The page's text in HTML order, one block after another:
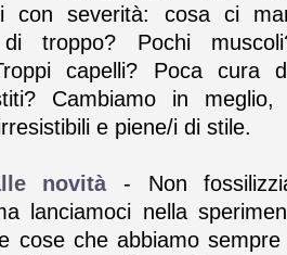
con severità: cosa ci
troppo? Pochi
capelli? Poca cura
Cambiamo in meglio,
e piene/i di stile.
novità- Non
lanciamoci nella
cose che abbiamo